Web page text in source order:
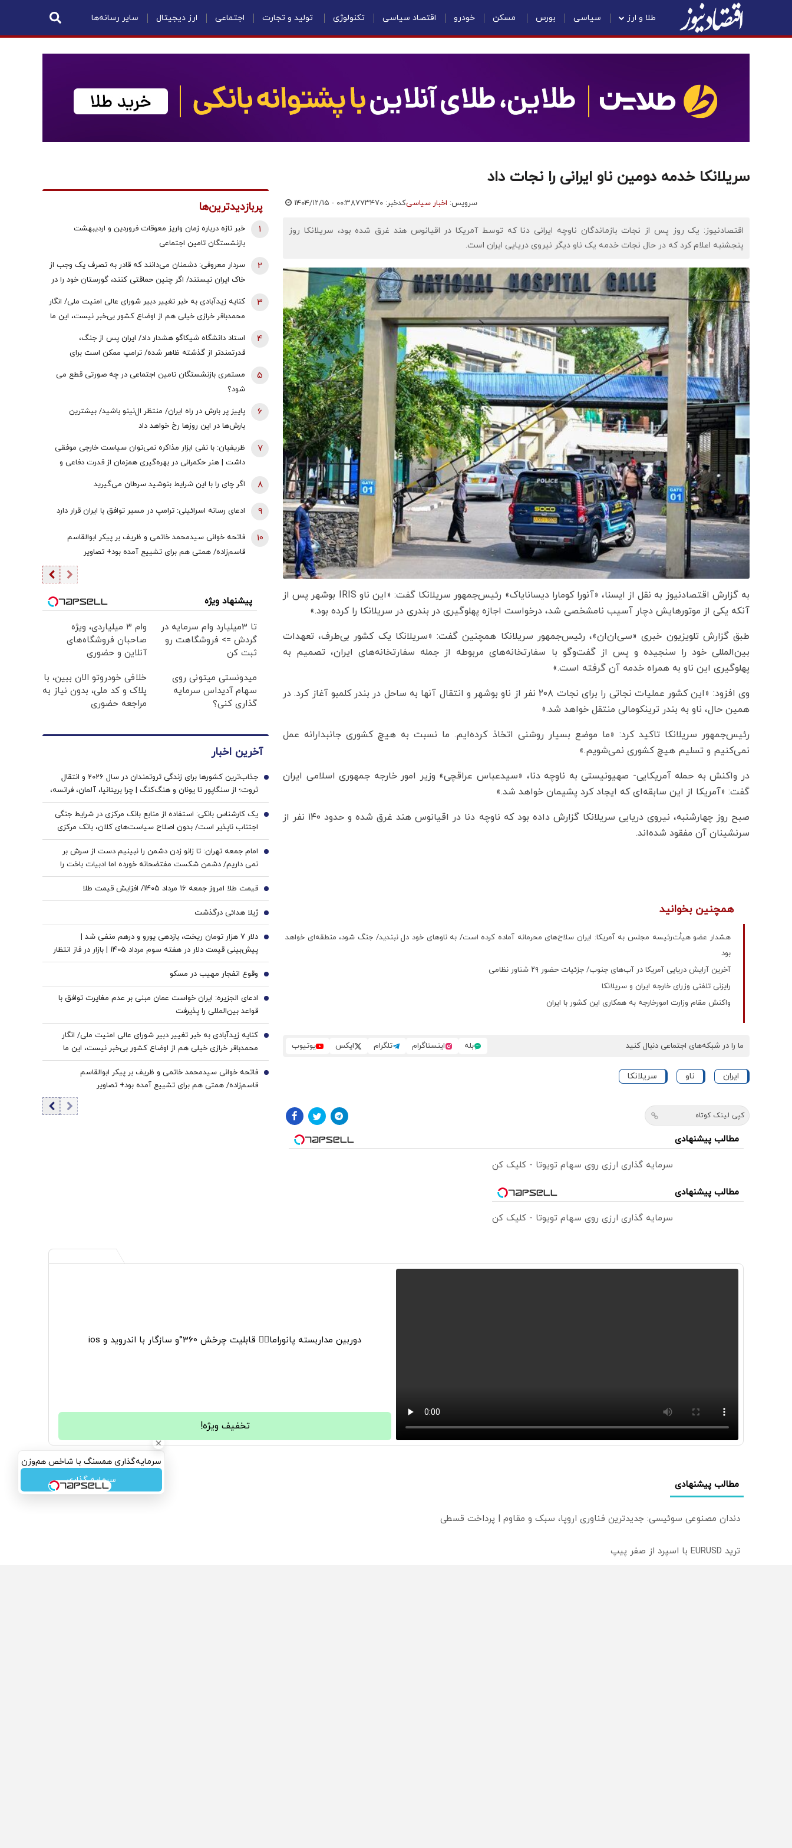
طلا و ارز سیاسی بورس مسکن خودرو اقتصاد سیاسی تکنولوژی تولید و تجارت اجتماعی ارز دیجیتال سایر رسانه‌ها
سریلانکا خدمه دومین ناو ایرانی را نجات داد
سرویس: اخبار سیاسیکدخبر: ۷۷۳۴۷۰ ۱۴۰۴/۱۲/۱۵ - ۰۰:۳۸
اقتصادنیوز: یک روز پس از نجات بازماندگان ناوچه ایرانی دنا که توسط آمریکا در اقیانوس هند غرق شده بود، سریلانکا روز
پنجشنبه اعلام کرد که در حال نجات خدمه یک ناو دیگر نیروی دریایی ایران است.
به گزارش اقتصادنیوز به نقل از ایسنا، «آنورا کومارا دیسانایاک» رئیس‌جمهور سریلانکا گفت: «این ناو IRIS بوشهر پس از
آنکه یکی از موتورهایش دچار آسیب نامشخصی شد، درخواست اجازه پهلوگیری در بندری در سریلانکا را کرده بود.»
طبق گزارش تلویزیون خبری «سی‌ان‌ان»، رئیس‌جمهور سریلانکا همچنین گفت: «سریلانکا یک کشور بی‌طرف، تعهدات
بین‌المللی خود را سنجیده و پس از گفت‌وگو با سفارتخانه‌های مربوطه از جمله سفارتخانه‌های ایران، تصمیم به
پهلوگیری این ناو به همراه خدمه آن گرفته است.»
وی افزود: «این کشور عملیات نجاتی را برای نجات ۲۰۸ نفر از ناو بوشهر و انتقال آنها به ساحل در بندر کلمبو آغاز کرد. در
همین حال، ناو به بندر ترینکومالی منتقل خواهد شد.»
رئیس‌جمهور سریلانکا تاکید کرد: «ما موضع بسیار روشنی اتخاذ کرده‌ایم. ما نسبت به هیچ کشوری جانبدارانه عمل
نمی‌کنیم و تسلیم هیچ کشوری نمی‌شویم.»
در واکنش به حمله آمریکایی- صهیونیستی به ناوچه دنا، «سیدعباس عراقچی» وزیر امور خارجه جمهوری اسلامی ایران
گفت: «آمریکا از این سابقه‌ای که ایجاد کرد پشیمان خواهد شد.»
صبح روز چهارشنبه، نیروی دریایی سریلانکا گزارش داده بود که ناوچه دنا در اقیانوس هند غرق شده و حدود ۱۴۰ نفر از
سرنشینان آن مفقود شده‌اند.
همچنین بخوانید
هشدار عضو هیأت‌رئیسه مجلس به آمریکا: ایران سلاح‌های محرمانه آماده کرده است/ به ناوهای خود دل نبندید/ جنگ شود، منطقه‌ای خواهد
بود
آخرین آرایش دریایی آمریکا در آب‌های جنوب/ جزئیات حضور ۲۹ شناور نظامی
رایزنی تلفنی وزرای خارجه ایران و سریلانکا
واکنش مقام وزارت امورخارجه به همکاری این کشور با ایران
ما را در شبکه‌های اجتماعی دنبال کنید بله اینستاگرام تلگرام ایکس یوتیوب
ایران ناو سریلانکا
کپی لینک کوتاه
مطالب پیشنهادی
سرمایه گذاری ارزی روی سهام تویوتا - کلیک کن
مطالب پیشنهادی
سرمایه گذاری ارزی روی سهام تویوتا - کلیک کن
سرمایه‌گذاری همسنگ با شاخص هم‌وزن
سرمایه گذاری
پربازدیدترین‌ها
خبر تازه درباره زمان واریز معوقات فروردین و اردیبهشت
بازنشستگان تامین اجتماعی
1
سردار معروفی: دشمنان می‌دانند که قادر به تصرف یک وجب از
خاک ایران نیستند/ اگر چنین حماقتی کنند، گورستان خود را در
امکان‌پذیر نیست
2
کنایه زیدآبادی به خبر تغییر دبیر شورای عالی امنیت ملی/ انگار
محمدباقر خرازی خیلی هم از اوضاع کشور بی‌خبر نیست، این ما
هستیم که بی‌خبریم
3
استاد دانشگاه شیکاگو هشدار داد/ ایران پس از جنگ،
قدرتمندتر از گذشته ظاهر شده/ ترامپ ممکن است برای
دستیابی به یک پیروزی نمادین پیش از انتخابات میان‌دوره‌ای
کنگره، به عملیات زمینی روی بیاورد
4
مستمری بازنشستگان تامین اجتماعی در چه صورتی قطع می
شود؟
5
پاییز پر بارش در راه ایران/ منتظر ال‌نینو باشید/ بیشترین
بارش‌ها در این روزها رخ خواهد داد
6
ظریفیان: با نفی ابزار مذاکره نمی‌توان سیاست خارجی موفقی
داشت | هنر حکمرانی در بهره‌گیری همزمان از قدرت دفاعی و
ظرفیت‌های دیپلماتیک است، نه حذف یکی به نفع دیگری
7
اگر چای را با این شرایط بنوشید سرطان می‌گیرید 8
ادعای رسانه اسرائیلی: ترامپ در مسیر توافق با ایران قرار دارد 9
فاتحه خوانی سیدمحمد خاتمی و ظریف بر پیکر ابوالقاسم
قاسم‌زاده/ همتی هم برای تشییع آمده بود+ تصاویر
10
پیشنهاد ویژه
تا 3میلیارد وام سرمایه در
گردش => فروشگاهت رو
ثبت کن
وام ۳ میلیاردی، ویژه
صاحبان فروشگاه‌های
آنلاین و حضوری
میدونستی میتونی روی
سهام آدیداس سرمایه
گذاری کنی؟
خلافی خودروتو الان ببین، با
پلاک و کد ملی، بدون نیاز به
مراجعه حضوری
آخرین اخبار
جذاب‌ترین کشورها برای زندگی ثروتمندان در سال 2026 و انتقال
ثروت؛ از سنگاپور تا یونان و هنگ‌کنگ | چرا بریتانیا، آلمان، فرانسه،
نروژ و کره جنوبی درحال از دست دادن جذابیت هستند؟
1
یک کارشناس بانکی: استفاده از منابع بانک مرکزی در شرایط جنگی
اجتناب ناپذیر است/ بدون اصلاح سیاست‌های کلان، بانک مرکزی
به تنهایی قادر به مهار تورم نیست
2
امام جمعه تهران: تا زانو زدن دشمن را نبینیم دست از سرش بر
نمی داریم/ دشمن شکست مفتضحانه خورده اما ادبیات باخت را
هم بلد نیست
3
قیمت طلا امروز جمعه ۱۶ مرداد ۱۴۰۵/ افزایش قیمت طلا 4
ژیلا هدائی درگذشت 5
دلار ۷ هزار تومان ریخت، بازدهی یورو و درهم منفی شد |
پیش‌بینی قیمت دلار در هفته سوم مرداد 1405 | بازار در فاز انتظار
6
وقوع انفجار مهیب در مسکو 7
ادعای الجزیره: ایران خواست عمان مبنی بر عدم مغایرت توافق با
قواعد بین‌المللی را پذیرفت
8
کنایه زیدآبادی به خبر تغییر دبیر شورای عالی امنیت ملی/ انگار
محمدباقر خرازی خیلی هم از اوضاع کشور بی‌خبر نیست، این ما
هستیم که بی‌خبریم
9
فاتحه خوانی سیدمحمد خاتمی و ظریف بر پیکر ابوالقاسم
قاسم‌زاده/ همتی هم برای تشییع آمده بود+ تصاویر
10
دوربین مداربسته پانوراما👈🏻 قابلیت چرخش 360°و سازگار با اندروید و ios
تخفیف ویژه!
مطالب پیشنهادی
دندان مصنوعی سوئیسی: جدیدترین فناوری اروپا، سبک و مقاوم | پرداخت قسطی
ترید EURUSD با اسپرد از صفر پیپ